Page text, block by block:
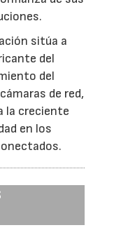
sitúa a
del
del
de red,
la creciente
en los